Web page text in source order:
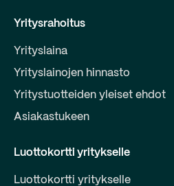
Yritysrahoitus
Yrityslaina
Yrityslainojen hinnasto
Yritystuotteiden yleiset ehdot
Asiakastukeen
Luottokortti yritykselle
Luottokortti yritykselle